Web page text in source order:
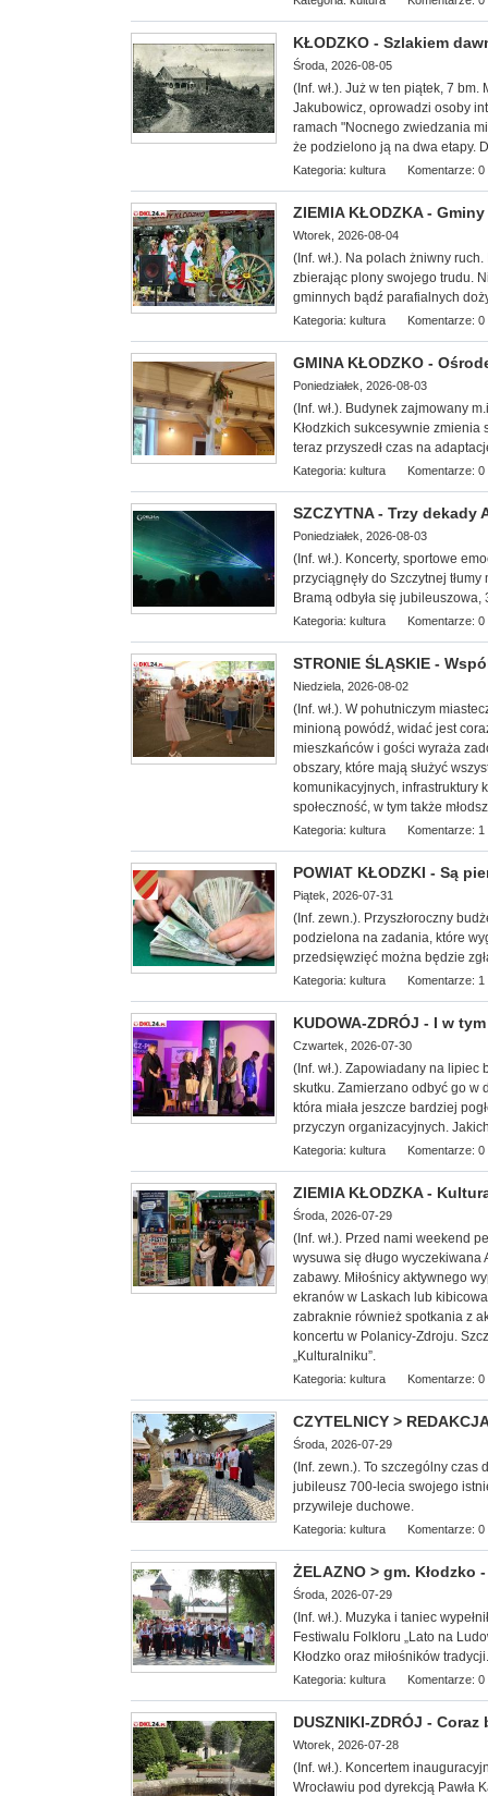
KŁODZKO - Szlakiem
Środa, 2026-08-05
(Inf. wł.). Już w ten piątek, 7 bm.
Jakubowicz, oprowadzi osoby
ramach "Nocnego zwiedzania
że podzielono ją na dwa etapy.
Kategoria: kultura Komentarze: 0
ZIEMIA KŁODZKA -
Wtorek, 2026-08-04
(Inf. wł.). Na polach żniwny ruch.
zbierając plony swojego trudu.
gminnych bądź parafialnych
Kategoria: kultura Komentarze: 0
GMINA KŁODZKO -
Poniedziałek, 2026-08-03
(Inf. wł.). Budynek zajmowany
Kłodzkich su kcesywnie zmienia
teraz przyszedł czas na
Kategoria: kultura Komentarze: 0
SZCZYTNA - Trzy dekady
Poniedziałek, 2026-08-03
(Inf. wł.). Koncerty, sportowe
przyciągnęły do Szczytnej
Bramą odbyła się
Kategoria: kultura Komentarze: 0
STRONIE ŚLĄSKIE -
Niedziela, 2026-08-02
(Inf. wł.). W pohutniczym
minioną powódź, widać jest
mieszkańców i gości wyraża
obszary, które mają służyć
komunikacyjnych, infrastruktury
społeczność, w tym także
Kategoria: kultura Komentarze: 1
POWIAT KŁODZKI - Są
Piątek, 2026-07-31
(Inf. zewn.). Przyszłoroczny
podzielona na zadania, które
przedsięwzięć można będzie
Kategoria: kultura Komentarze: 1
KUDOWA-ZDRÓJ - I w
Czwartek, 2026-07-30
(Inf. wł.). Zapowiadany na lipiec
skutku. Zamierzano odbyć go w
która miała jeszcze bardziej
przyczyn organizacyjnych.
Kategoria: kultura Komentarze: 0
ZIEMIA KŁODZKA -
Środa, 2026-07-29
(Inf. wł.). Przed nami weekend
wysuwa się długo
zabawy. Miłośnicy aktywnego
ekranów w Laskach lub
zabraknie również spotkania z
koncertu w Polanicy-Zdroju.
„Kulturalniku”.
Kategoria: kultura Komentarze: 0
CZYTELNICY >
Środa, 2026-07-29
(Inf. zewn.). To szczególny czas
jubileusz 700-lecia swojego
przywileje duchowe.
Kategoria: kultura Komentarze: 0
ŻELAZNO > gm.
Środa, 2026-07-29
(Inf. wł.). Muzyka i taniec
Festiwalu Folkloru „Lato na
Kłodzko oraz miłośników tradycji.
Kategoria: kultura Komentarze: 0
DUSZNIKI-ZDRÓJ -
Wtorek, 2026-07-28
(Inf. wł.). Koncertem
Wrocławiu pod dyrekcją Pawła